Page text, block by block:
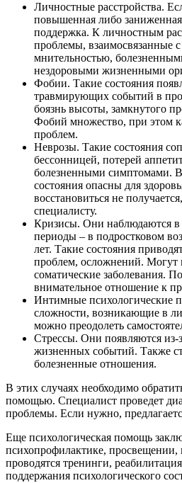
Личностные расстройства.
повышенная либо
поддержка. К личностным
проблемы, взаимосвязанные
мнительностью,
нездоровыми жизненными
Фобии. Такие состояния
травмирующих событий в
боязнь высоты, замкнутого
Фобий множество, при этом
проблем.
Неврозы. Такие состояния
бессонницей, потерей
болезненными симптомами.
состояния опасны для
восстановиться не
специалисту.
Кризисы. Они наблюдаются в
периоды – в подростковом
лет. Такие состояния
проблем, осложнений. Могут
соматические заболевания.
внимательное отношение к
Интимные психологические
сложности, возникающие в
можно преодолеть
Стрессы. Они появляются из-
жизненных событий. Также
болезненные отношения.
В этих случаях необходимо
помощью. Специалист проведет
проблемы. Если нужно,
Еще психологическая помощь
психопрофилактике, просвещении,
проводятся тренинги,
поддержания психологического